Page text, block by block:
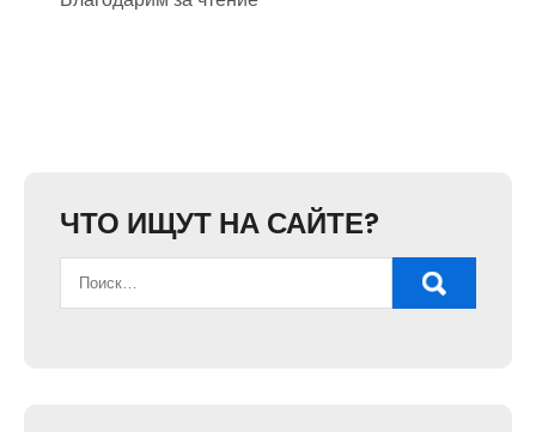
ЧТО ИЩУТ НА САЙТЕ?